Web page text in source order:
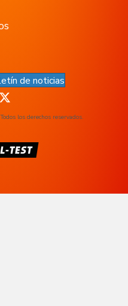
de noticias
los derechos reservados.